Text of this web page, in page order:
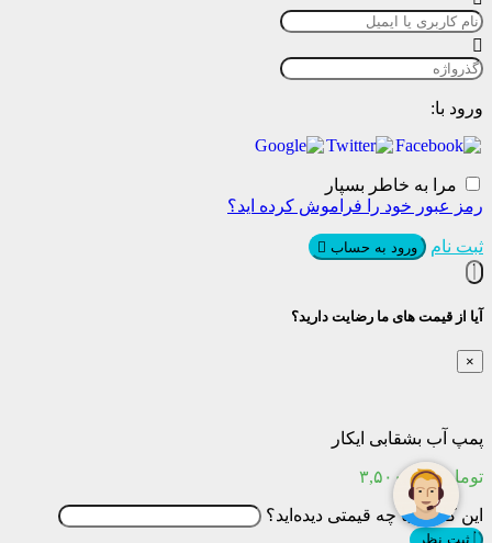
ورود با:
مرا به خاطر بسپار
رمز عبور خود را فراموش کرده اید؟
ثبت نام ورود به حساب
آیا از قیمت های ما رضایت دارید؟
×
پمپ آب بشقابی ایکار
تومان۳,۵۰۰,۰۰۰
این کالا را با چه قیمتی دیده‌اید؟
ثبت نظر